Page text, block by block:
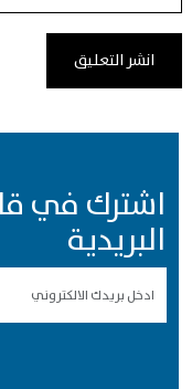
اشترك في
البريدية